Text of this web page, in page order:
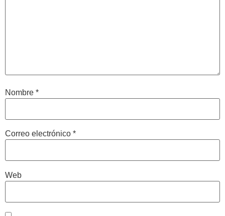
Nombre *
Correo electrónico *
Web